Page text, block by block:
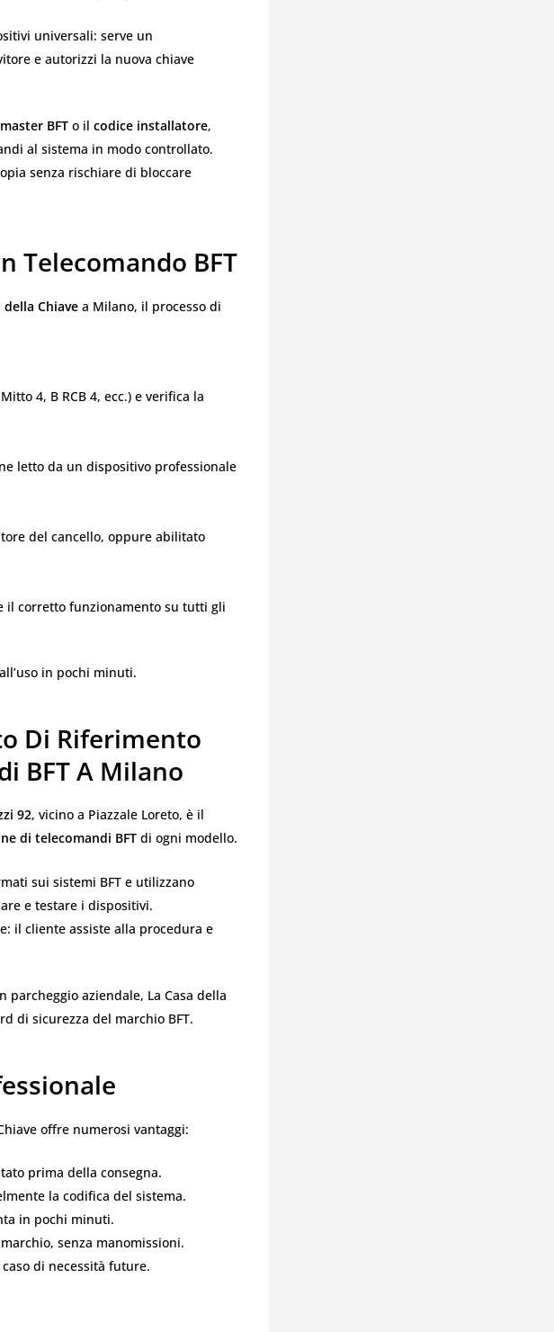
universali: serve un
e autorizzi la nuova chiave
BFT o il codice installatore,
al sistema in modo controllato.
senza rischiare di bloccare
Telecomando BFT
della Chiave a Milano, il processo di
4, B RCB 4, ecc.) e verifica la
letto da un dispositivo professionale
del cancello, oppure abilitato
il corretto funzionamento su tutti gli
in pochi minuti.
Di Riferimento
BFT A Milano
92, vicino a Piazzale Loreto, è il
di telecomandi BFT di ogni modello.
sui sistemi BFT e utilizzano
e testare i dispositivi.
il cliente assiste alla procedura e
aziendale, La Casa della
di sicurezza del marchio BFT.
offre numerosi vantaggi:
prima della consegna.
la codifica del sistema.
in pochi minuti.
senza manomissioni.
di necessità future.